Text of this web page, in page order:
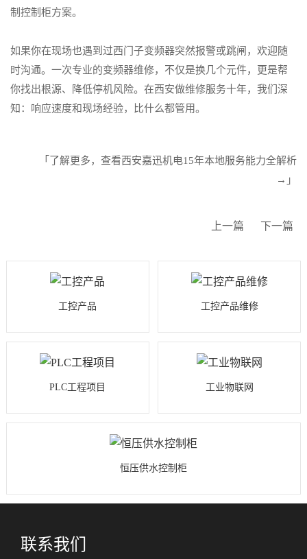
制控制柜方案。
如果你在现场也遇到过西门子变频器突然报警或跳闸，欢迎随
时沟通。一次专业的变频器维修，不仅是换几个元件，更是帮
你找出根源、降低停机风险。在西安做维修服务十年，我们深
知：响应速度和现场经验，比什么都管用。
「了解更多，查看西安嘉迅机电15年本地服务能力全解析
→」
上一篇 下一篇
工控产品 工控产品维修
PLC工程项目 工业物联网
恒压供水控制柜
联系我们